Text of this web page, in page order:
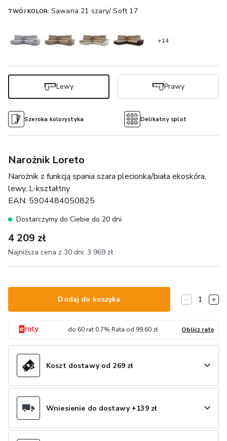
Narożnik Loreto
Narożnik z funkcją spania szara plecionka/biała ekoskóra,
lewy, L-kształtny
EAN: 5904484050825
Dostarczymy do Ciebie do 20 dni
4 209 zł
Najniższa cena z 30 dni: 3 969 zł
TWÓJ KOLOR: Sawana 21 szary/ Soft 17
Szeroka kolorystyka Delikatny splot
+14
Lewy Prawy
Dodaj do koszyka 1
do 60 rat 0.7% Rata od 99.60 zł Oblicz ratę
Koszt dostawy od 269 zł
Wniesienie do dostawy +139 zł